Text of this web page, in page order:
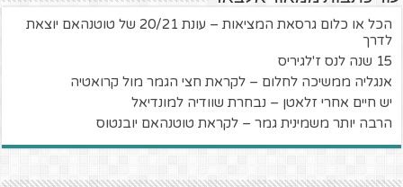
הכל או כלום גרסאת המציאות – עונת 20/21 של טוטנהאם יוצאת
לדרך
15 שנה לנס ז'לגיריס
אנגליה ממשיכה לחלום – לקראת חצי הגמר מול קרואטיה
יש חיים אחרי זלאטן – נבחרת שוודיה למונדיאל
הרבה יותר משמינית גמר – לקראת טוטנהאם יובנטוס